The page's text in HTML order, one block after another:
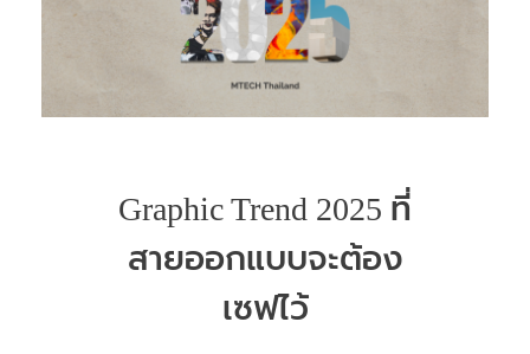
Graphic Trend 2025 ที่
สายออกแบบจะต้อง
เซฟไว้